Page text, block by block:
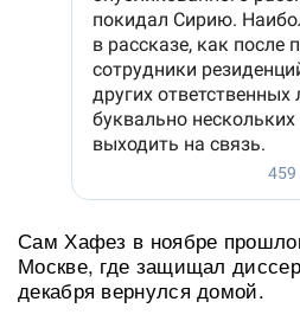
Сам Хафез в ноябре
Москве, где защищал
декабря вернулся домой.